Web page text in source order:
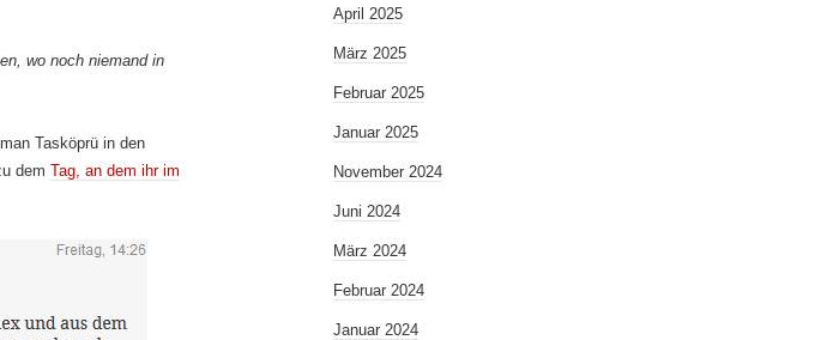
wo noch niemand in
Tasköprü in den
dem Tag, an dem ihr im
April 2025
März 2025
Februar 2025
Januar 2025
November 2024
Juni 2024
März 2024
Februar 2024
Januar 2024